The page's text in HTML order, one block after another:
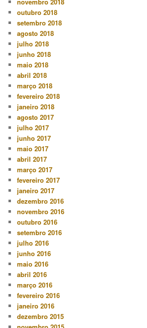
outubro 2018
setembro 2018
agosto 2018
julho 2018
junho 2018
maio 2018
abril 2018
março 2018
fevereiro 2018
janeiro 2018
agosto 2017
julho 2017
junho 2017
maio 2017
abril 2017
março 2017
fevereiro 2017
janeiro 2017
dezembro 2016
novembro 2016
outubro 2016
setembro 2016
julho 2016
junho 2016
maio 2016
abril 2016
março 2016
fevereiro 2016
janeiro 2016
dezembro 2015